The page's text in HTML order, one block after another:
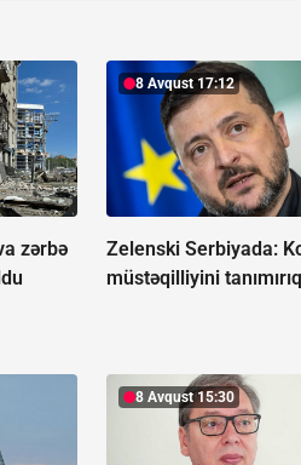
zərbə
8 Avqust 17:12
Zelenski Serbiyada:
müstəqilliyini tanımırıq
8 Avqust 15:30